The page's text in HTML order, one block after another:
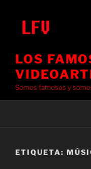
contenido
LOS
Somos famosos y
ETIQUETA: